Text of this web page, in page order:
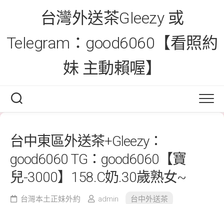
台灣外送茶Gleezy 或
Telegram：good6060【看照約
妹 主動賴喔】
台中東區外送茶+Gleezy：
good6060 TG：good6060【寶
兒-3000】158.C奶.30歲熟女~
台灣本土正妹外約 admin 台中外送茶